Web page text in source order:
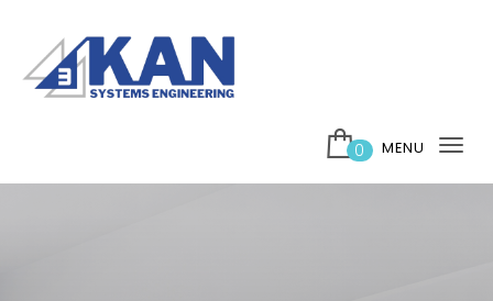
0 MENU